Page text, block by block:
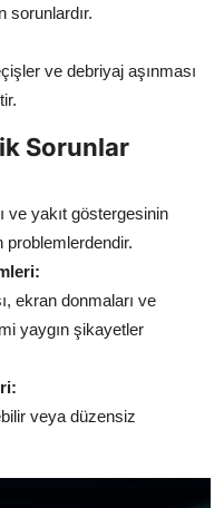
sorunlardır.
ve debriyaj aşınması
Sorunlar
ve yakıt göstergesinin
problemlerdendir.
ekran donmaları ve
yaygın şikayetler
veya düzensiz